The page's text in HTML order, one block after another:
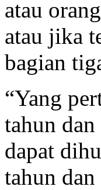
atau
atau jika
bagian
“Yang
tahun
dapat
tahun